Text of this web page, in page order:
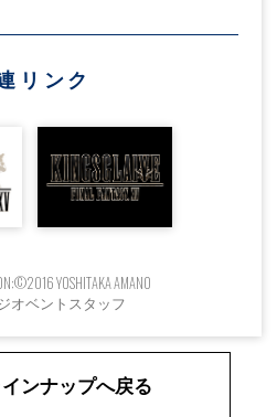
ルファンタジーXV ホリデイパ
公式サイトへ
ルファンタジーXV ブースター
ルファンタジーXV ブースター
リンク
YOSHITAKA AMANO
ジオベントスタッフ
ンナップへ戻る